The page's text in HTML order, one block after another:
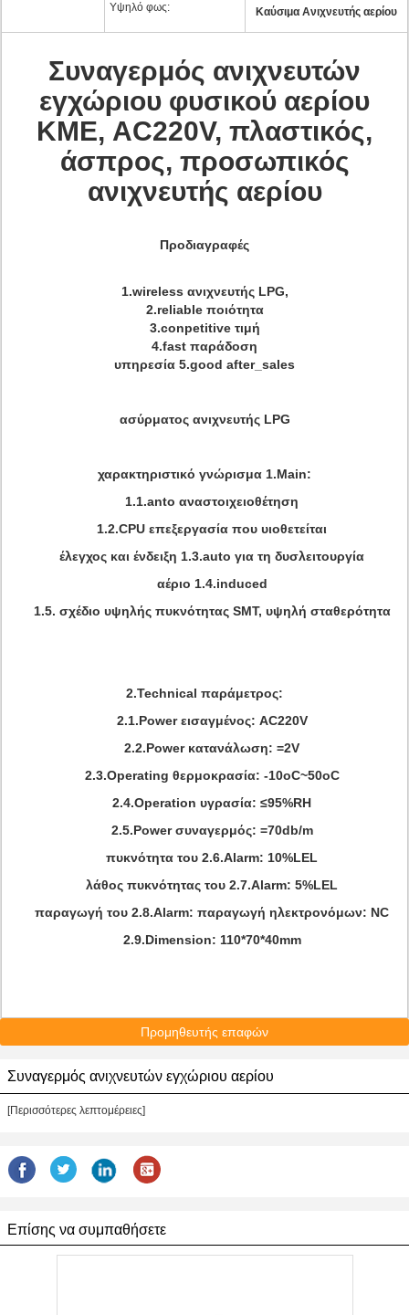
Υψηλό φως: Καύσιμα Ανιχνευτής αερίου
Συναγερμός ανιχνευτών
εγχώριου φυσικού αερίου
ΚΜΕ, AC220V, πλαστικός,
άσπρος, προσωπικός
ανιχνευτής αερίου
Προδιαγραφές
1.wireless ανιχνευτής LPG,
2.reliable ποιότητα
3.conpetitive τιμή
4.fast παράδοση
υπηρεσία 5.good after_sales
ασύρματος ανιχνευτής LPG
χαρακτηριστικό γνώρισμα 1.Main:
1.1.anto αναστοιχειοθέτηση
1.2.CPU επεξεργασία που υιοθετείται
έλεγχος και ένδειξη 1.3.auto για τη δυσλειτουργία
αέριο 1.4.induced
1.5. σχέδιο υψηλής πυκνότητας SMT, υψηλή σταθερότητα
2.Technical παράμετρος:
2.1.Power εισαγμένος: AC220V
2.2.Power κατανάλωση: =2V
2.3.Operating θερμοκρασία: -10oC~50oC
2.4.Operation υγρασία: ≤95%RH
2.5.Power συναγερμός: =70db/m
πυκνότητα του 2.6.Alarm: 10%LEL
λάθος πυκνότητας του 2.7.Alarm: 5%LEL
παραγωγή του 2.8.Alarm: παραγωγή ηλεκτρονόμων: NC
2.9.Dimension: 110*70*40mm
Προμηθευτής επαφών
Συναγερμός ανιχνευτών εγχώριου αερίου
[Περισσότερες λεπτομέρειες]
Επίσης να συμπαθήσετε